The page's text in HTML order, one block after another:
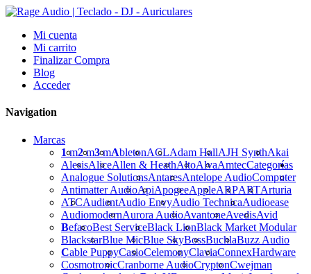
Mi cuenta
Mi carrito
Finalizar Compra
Blog
Acceder
Navigation
Marcas
1m2m3mAbletonACLAdam HallAJH SynthAkai
AlesisAliceAllen & HeathAltoAlvaAmtec
Analogue SolutionsAntaresAntelope Audio
Antimatter AudioApiApogeeAppleARPARTArturia
ATCAudientAudio EnvyAudio TechnicaAudioease
AudiomodernAurora AudioAvantoneAvedisAvid
BefacoBest ServiceBlack LionBlack Market Modular
BlackstarBlue MicBlue SkyBossBuchlaBuzz Audio
Cable PuppyCasioCelemonyClaviaConnex
CosmotronicCranborne AudioCryptonCwejman
Categorías
Computer
Hardware